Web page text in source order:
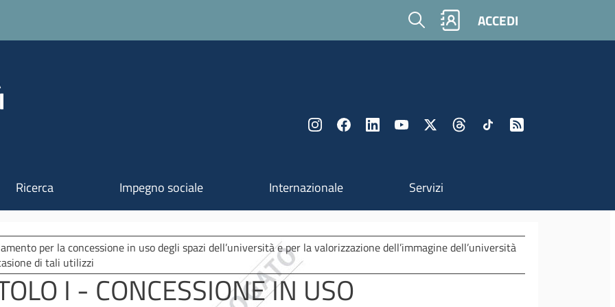
Cerca ACCEDI
Ricerca Impegno sociale Internazionale Servizi
per la concessione in uso degli spazi dell’università e per la valorizzazione dell’immagine dell’università
di tali utilizzi
I - CONCESSIONE IN USO